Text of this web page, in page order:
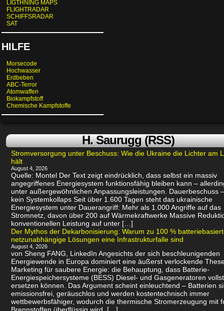
LIGTHNING MAPS
FLIGHTRADAR
SCHIFFSRADAR
SAT
HILFE
Morsecode
Hochwasser
Erdbeben
ABC-Terror
Atomwaffen
Biokampfstoff
Chemische Kampfstoffe
H. Saurugg (RSS)
Stromversorgung unter Beschuss: Wie die Ukraine die Lichter am
hält
August 4, 2026
Quelle: Montel Der Text zeigt eindrücklich, dass selbst ein massiv
angegriffenes Energiesystem funktionsfähig bleiben kann –
unter außergewöhnlichen Anpassungsleistungen. Dauerbeschuss
kein Systemkollaps Seit über 1.600 Tagen steht das ukrainische
Energiesystem unter Dauerangriff: Mehr als 1.000 Angriffe auf das
Stromnetz, davon über 200 auf Wärmekraftwerke Massive
konventionellen Leistung auf unter […]
Der Mythos der Dekarbonisierung: Warum zu 100 %
netzunabhängige Lösungen eine Infrastrukturfalle sind
August 4, 2026
von Sheng FANG, LinkedIn Angesichts der sich beschleunigenden
Energiewende in Europa dominiert eine äußerst verlockende
Marketing für saubere Energie: die Behauptung, dass Batterie-
Energiespeichersysteme (BESS) Diesel- und Gasgeneratoren
ersetzen können. Das Argument scheint einleuchtend – Batterien
emissionsfrei, geräuschlos und werden kostentechnisch immer
wettbewerbsfähiger, wodurch die thermische Stromerzeugung mit